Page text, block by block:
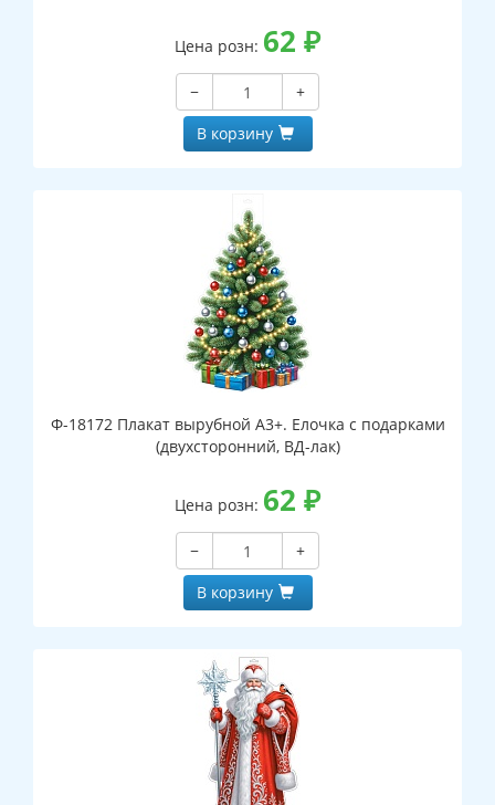
Цена розн: 62 ₽
−
+
В корзину
Ф-18172 Плакат вырубной А3+. Елочка с подарками
(двухсторонний, ВД-лак)
Цена розн: 62 ₽
−
+
В корзину